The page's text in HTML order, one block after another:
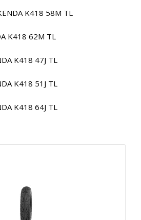
K418 58M TL
K418 62M TL
K418 47J TL
K418 51J TL
K418 64J TL